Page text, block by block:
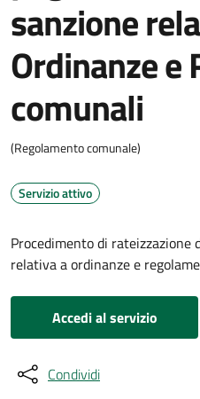
sanzione
Ordinanze e
comunali
(Regolamento comunale)
Servizio attivo
Procedimento di rateizzazione
relativa a ordinanze e
Accedi al servizio
Condividi